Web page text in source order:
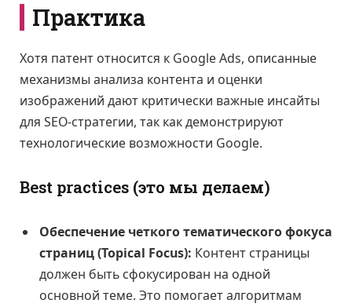
Практика
Хотя патент относится к Google Ads, описанные
механизмы анализа контента и оценки
изображений дают критически важные инсайты
для SEO-стратегии, так как демонстрируют
технологические возможности Google.
Best practices (это мы делаем)
Обеспечение четкого тематического фокуса
страниц (Topical Focus): Контент страницы
должен быть сфокусирован на одной
основной теме. Это помогает алгоритмам